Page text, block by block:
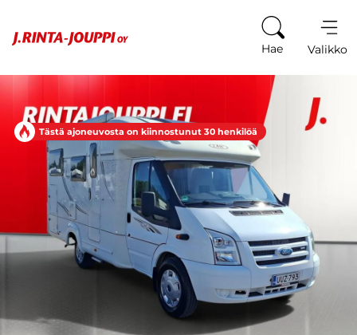
Hae Valikko
Tästä ajoneuvosta on kiinnostunut 30 henkilöä